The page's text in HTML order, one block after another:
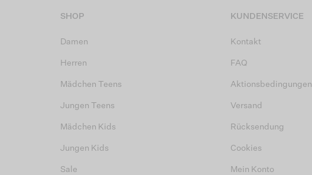
SHOP
Damen
Herren
Mädchen Teens
Jungen Teens
Mädchen Kids
Jungen Kids
Sale
KUNDENSERVICE
Kontakt
FAQ
Aktionsbedingungen
Versand
Rücksendung
Cookies
Mein Konto